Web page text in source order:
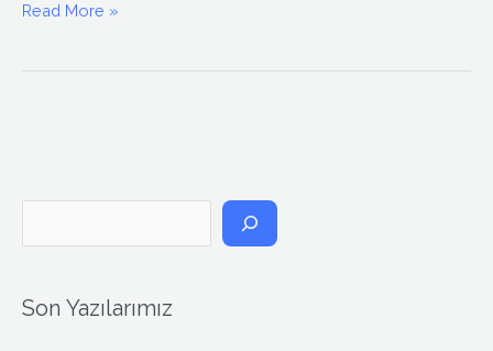
Read More »
r
Son Yazılarımız